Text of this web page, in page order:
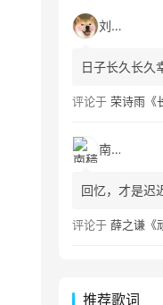
刘看山
日子长久长久
评论于 荣诗雨《长
南穑
回忆，才是迟
评论于 薛之谦《
推荐歌词